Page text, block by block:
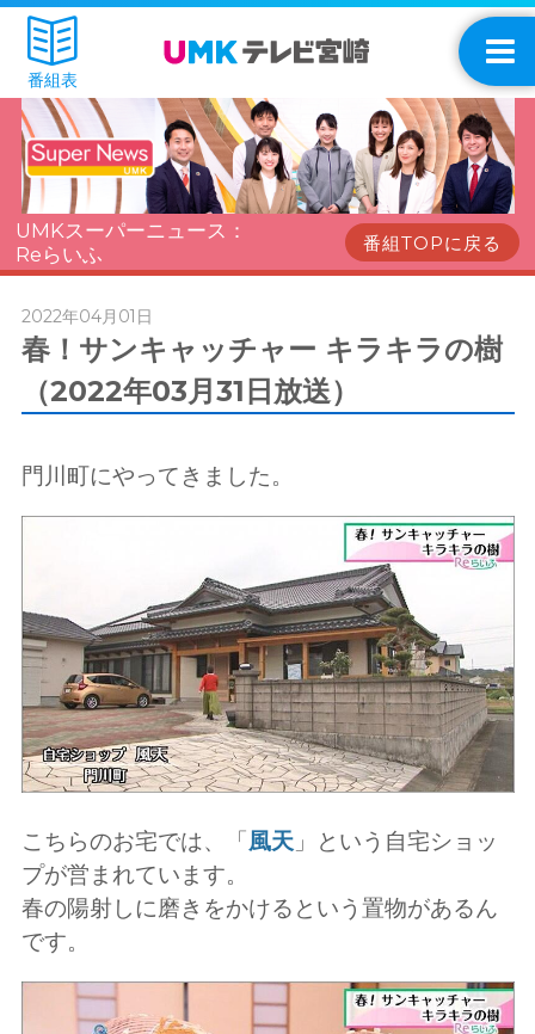
番組表
UMKスーパーニュース：
Reらいふ
番組TOPに戻る
2022年04月01日
春！サンキャッチャー キラキラの樹
（2022年03月31日放送）
門川町にやってきました。
こちらのお宅では、「風天」という自宅ショッ
プが営まれています。
春の陽射しに磨きをかけるという置物があるん
です。